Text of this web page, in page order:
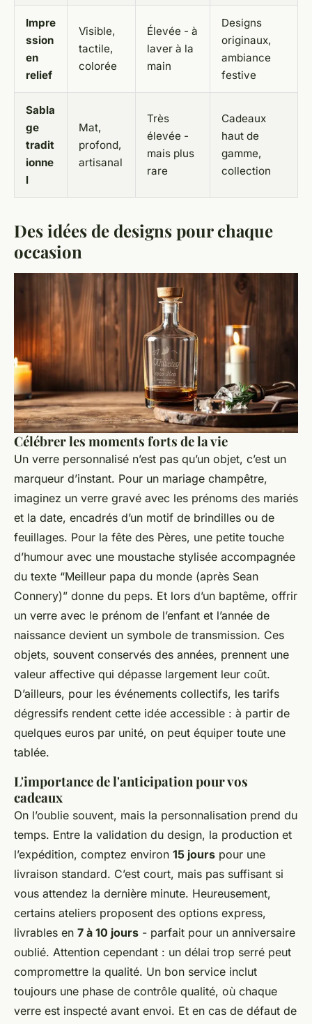
Impre
ssion
en
relief
Visible,
tactile,
colorée
Élevée - à
laver à la
main
Designs
originaux,
ambiance
festive
Sabla
ge
tradit
ionne
l
Mat,
profond,
artisanal
Très
élevée -
mais plus
rare
Cadeaux
haut de
gamme,
collection
Des idées de designs pour chaque
occasion
Célébrer les moments forts de la vie
Un verre personnalisé n’est pas qu’un objet, c’est un
marqueur d’instant. Pour un mariage champêtre,
imaginez un verre gravé avec les prénoms des mariés
et la date, encadrés d’un motif de brindilles ou de
feuillages. Pour la fête des Pères, une petite touche
d’humour avec une moustache stylisée accompagnée
du texte “Meilleur papa du monde (après Sean
Connery)” donne du peps. Et lors d’un baptême, offrir
un verre avec le prénom de l’enfant et l’année de
naissance devient un symbole de transmission. Ces
objets, souvent conservés des années, prennent une
valeur affective qui dépasse largement leur coût.
D’ailleurs, pour les événements collectifs, les tarifs
dégressifs rendent cette idée accessible : à partir de
quelques euros par unité, on peut équiper toute une
tablée.
L'importance de l'anticipation pour vos
cadeaux
On l’oublie souvent, mais la personnalisation prend du
temps. Entre la validation du design, la production et
l’expédition, comptez environ 15 jours pour une
livraison standard. C’est court, mais pas suffisant si
vous attendez la dernière minute. Heureusement,
certains ateliers proposent des options express,
livrables en 7 à 10 jours - parfait pour un anniversaire
oublié. Attention cependant : un délai trop serré peut
compromettre la qualité. Un bon service inclut
toujours une phase de contrôle qualité, où chaque
verre est inspecté avant envoi. Et en cas de défaut de